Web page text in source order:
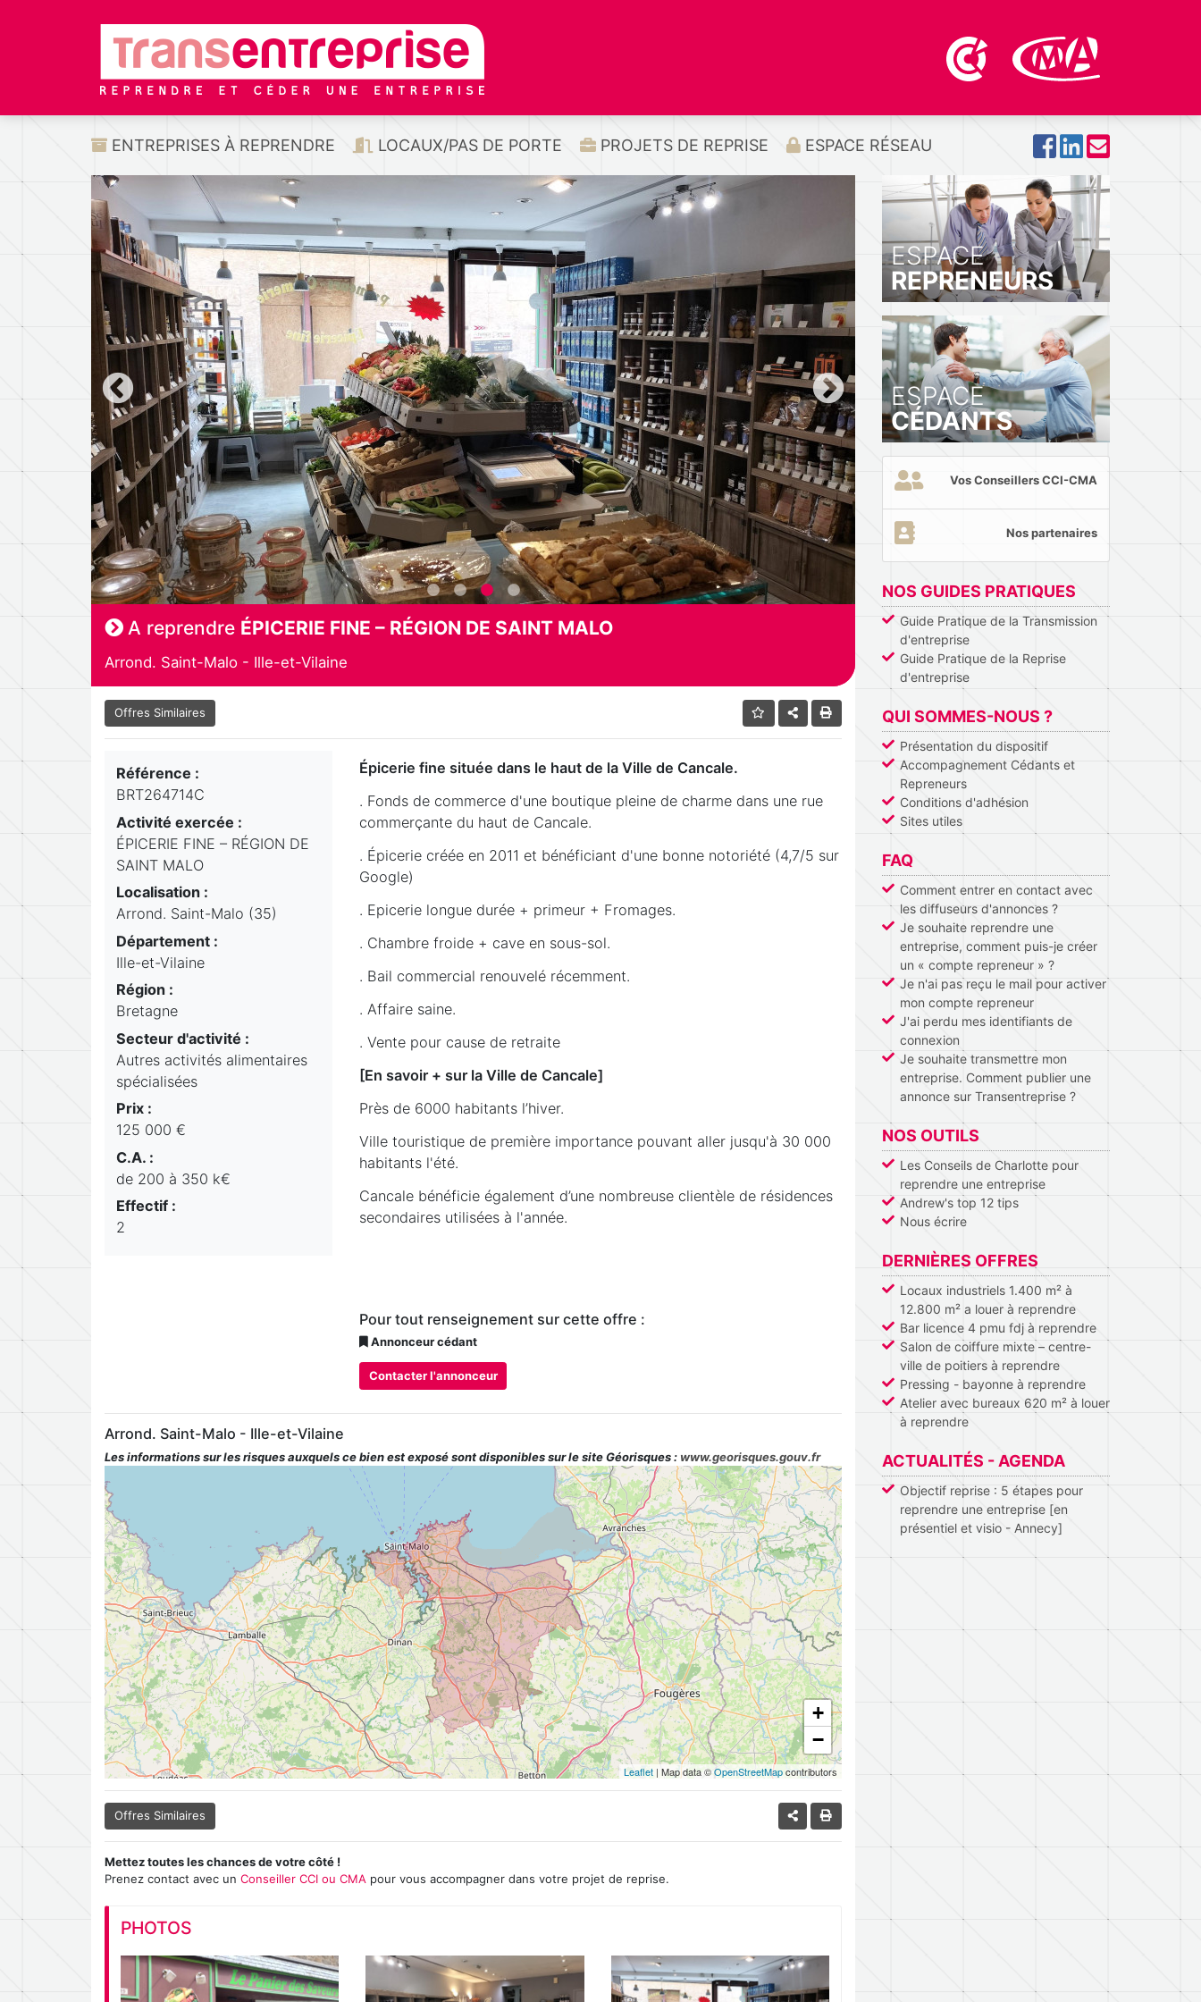
ENTREPRISES À REPRENDRE LOCAUX/PAS DE PORTE PROJETS DE REPRISE ESPACE RÉSEAU
A reprendre ÉPICERIE FINE – RÉGION DE SAINT MALO
Arrond. Saint-Malo - Ille-et-Vilaine
Offres Similaires
Référence :
BRT264714C
Activité exercée :
ÉPICERIE FINE – RÉGION DE
SAINT MALO
Localisation :
Arrond. Saint-Malo (35)
Département :
Ille-et-Vilaine
Région :
Bretagne
Secteur d'activité :
Autres activités alimentaires
spécialisées
Prix :
125 000 €
C.A. :
de 200 à 350 k€
Effectif :
2
Épicerie fine située dans le haut de la Ville de Cancale.
. Fonds de commerce d'une boutique pleine de charme dans une rue
commerçante du haut de Cancale.
. Épicerie créée en 2011 et bénéficiant d'une bonne notoriété (4,7/5 sur
Google)
. Epicerie longue durée + primeur + Fromages.
. Chambre froide + cave en sous-sol.
. Bail commercial renouvelé récemment.
. Affaire saine.
. Vente pour cause de retraite
[En savoir + sur la Ville de Cancale]
Près de 6000 habitants l’hiver.
Ville touristique de première importance pouvant aller jusqu'à 30 000
habitants l'été.
Cancale bénéficie également d’une nombreuse clientèle de résidences
secondaires utilisées à l'année.
Pour tout renseignement sur cette offre :
Annonceur cédant
Contacter l'annonceur
Arrond. Saint-Malo - Ille-et-Vilaine
Les informations sur les risques auxquels ce bien est exposé sont disponibles sur le site Géorisques : www.georisques.gouv.fr
+
−
Leaflet | Map data ©OpenStreetMapcontributors
Offres Similaires
Mettez toutes les chances de votre côté !
Prenez contact avec un Conseiller CCI ou CMA pour vous accompagner dans votre projet de reprise.
PHOTOS
ESPACE
REPRENEURS
ESPACE
CÉDANTS
Vos Conseillers CCI-CMA
Nos partenaires
NOS GUIDES PRATIQUES
Guide Pratique de la Transmission
d'entreprise
Guide Pratique de la Reprise
d'entreprise
QUI SOMMES-NOUS ?
Présentation du dispositif
Accompagnement Cédants et
Repreneurs
Conditions d'adhésion
Sites utiles
FAQ
Comment entrer en contact avec
les diffuseurs d'annonces ?
Je souhaite reprendre une
entreprise, comment puis-je créer
un « compte repreneur » ?
Je n'ai pas reçu le mail pour activer
mon compte repreneur
J'ai perdu mes identifiants de
connexion
Je souhaite transmettre mon
entreprise. Comment publier une
annonce sur Transentreprise ?
NOS OUTILS
Les Conseils de Charlotte pour
reprendre une entreprise
Andrew's top 12 tips
Nous écrire
DERNIÈRES OFFRES
Locaux industriels 1.400 m² à
12.800 m² a louer à reprendre
Bar licence 4 pmu fdj à reprendre
Salon de coiffure mixte – centre-
ville de poitiers à reprendre
Pressing - bayonne à reprendre
Atelier avec bureaux 620 m² à louer
à reprendre
ACTUALITÉS - AGENDA
Objectif reprise : 5 étapes pour
reprendre une entreprise [en
présentiel et visio - Annecy]